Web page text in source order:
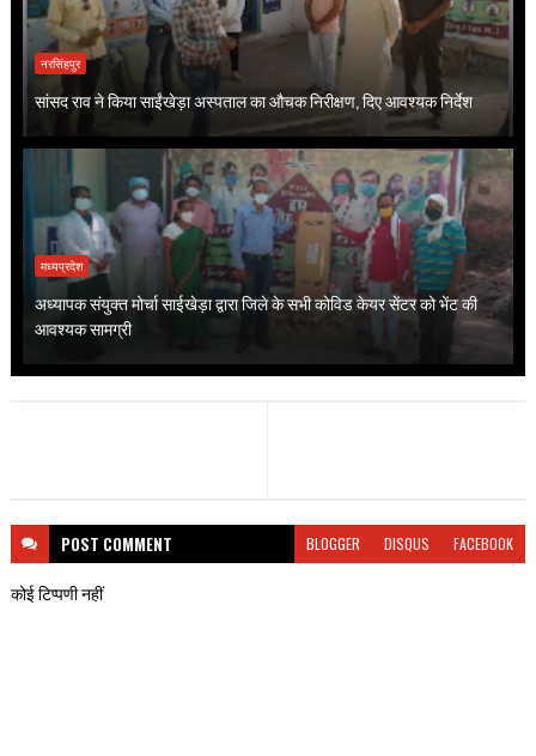
नरसिंहपुर
सांसद राव ने किया साईंखेड़ा अस्पताल का औचक निरीक्षण, दिए आवश्यक निर्देश
मध्यप्रदेश
अध्यापक संयुक्त मोर्चा साईखेड़ा द्वारा जिले के सभी कोविड केयर सेंटर को भेंट की
आवश्यक सामग्री
POST COMMENT BLOGGER DISQUS FACEBOOK
कोई टिप्पणी नहीं